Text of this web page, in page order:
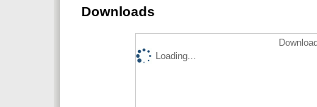
Downloads
Loading...